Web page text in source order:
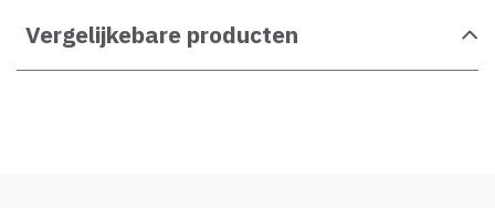
Vergelijkebare producten